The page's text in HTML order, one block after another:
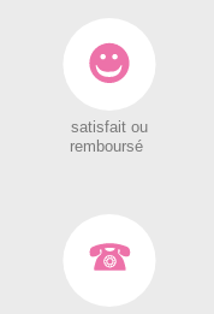
satisfait ou
remboursé